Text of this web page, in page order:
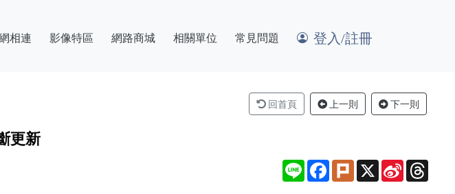
相連 影像特區 網路商城 相關單位 常見問題 登入/註冊
回首頁 上一則 下一則
更新
Line Facebook
PlurkX Sina
Weibo